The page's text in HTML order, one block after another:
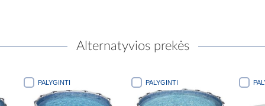
Alternatyvios prekės
PALYGINTI PALYGINTI PALYGINTI